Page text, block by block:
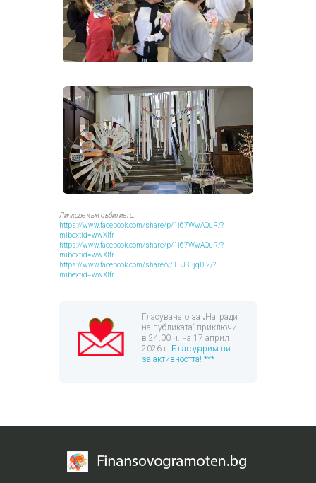
Линкове към събитието:
https://www.facebook.com/share/p/1i67WwAQuR/?
mibextid=wwXIfr
https://www.facebook.com/share/p/1i67WwAQuR/?
mibextid=wwXIfr
https://www.facebook.com/share/v/1BJSBjqDi2/?
mibextid=wwXIfr
Гласуването за „Награди
на публиката“ приключи
в 24.00 ч. на 17 април
2026 г. Благодарим ви
за активността! ***